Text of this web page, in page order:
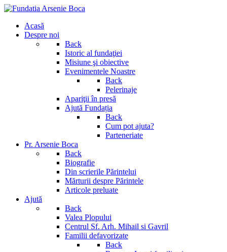
Acasă
Despre noi
Back
Istoric al fundaţiei
Misiune şi obiective
Evenimentele Noastre
Back
Pelerinaje
Apariţii în presă
Ajută Fundația
Back
Cum pot ajuta?
Parteneriate
Pr. Arsenie Boca
Back
Biografie
Din scrierile Părintelui
Mărturii despre Părintele
Articole preluate
Ajută
Back
Valea Plopului
Centrul Sf. Arh. Mihail si Gavril
Familii defavorizate
Back